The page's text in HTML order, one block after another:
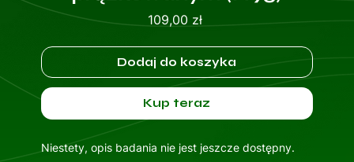
109,00 złCena
Dodaj do koszyka
Kup teraz
Niestety, opis badania nie jest jeszcze dostępny.